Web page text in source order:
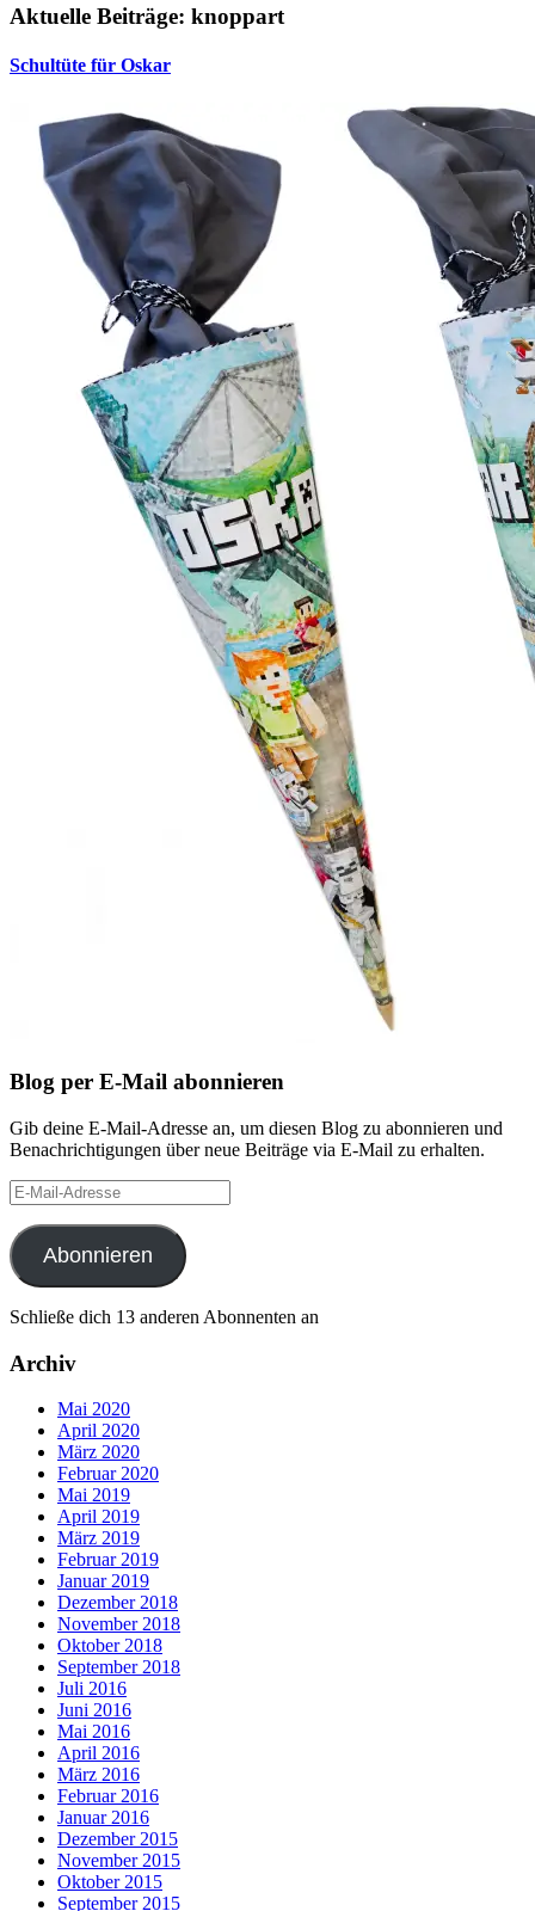
Aktuelle Beiträge: knoppart
Schultüte für Oskar
Blog per E-Mail abonnieren
Gib deine E-Mail-Adresse an, um diesen Blog zu abonnieren und
Benachrichtigungen über neue Beiträge via E-Mail zu erhalten.
E-
Mail-
Adresse
Abonnieren
Schließe dich 13 anderen Abonnenten an
Archiv
Mai 2020
April 2020
März 2020
Februar 2020
Mai 2019
April 2019
März 2019
Februar 2019
Januar 2019
Dezember 2018
November 2018
Oktober 2018
September 2018
Juli 2016
Juni 2016
Mai 2016
April 2016
März 2016
Februar 2016
Januar 2016
Dezember 2015
November 2015
Oktober 2015
September 2015